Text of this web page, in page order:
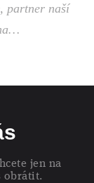
partner naší
jen na
obrátit.